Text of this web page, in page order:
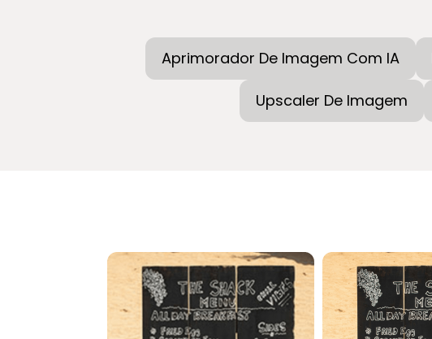
Aprimorador De Imagem Com IA
Upscaler De Imagem